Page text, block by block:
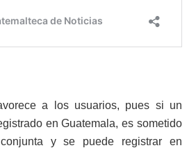
a los usuarios, pues si un
en Guatemala, es sometido
y se puede registrar en